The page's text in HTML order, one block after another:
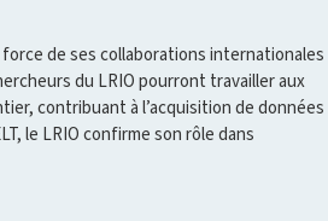
force de ses collaborations internationales
du LRIO pourront travailler aux
contribuant à l’acquisition de données
le LRIO confirme son rôle dans